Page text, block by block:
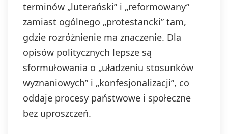
terminów „luterański” i „reformowany”
zamiast ogólnego „protestancki” tam,
gdzie rozróżnienie ma znaczenie. Dla
opisów politycznych lepsze są
sformułowania o „uładzeniu stosunków
wyznaniowych” i „konfesjonalizacji”, co
oddaje procesy państwowe i społeczne
bez uproszczeń.